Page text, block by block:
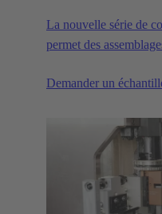
La nouvelle série de
permet des
pertinentes.
Demander un